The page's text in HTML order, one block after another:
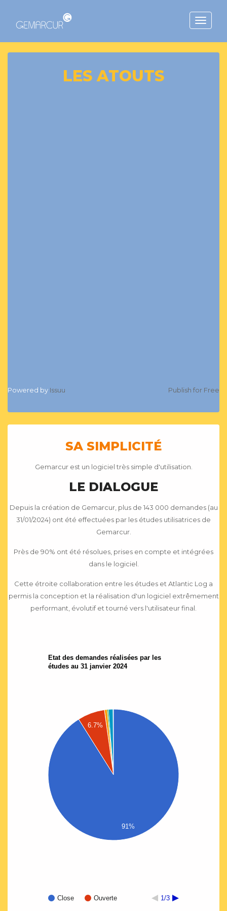
Toggle
LES ATOUTS
Powered by Issuu Publish for Free
SA SIMPLICITÉ
Gemarcur est un logiciel très simple d'utilisation.
LE DIALOGUE
Depuis la création de Gemarcur, plus de 143 000 demandes (au
31/01/2024) ont été effectuées par les études utilisatrices de
Gemarcur.
Près de 90% ont été résolues, prises en compte et intégrées
dans le logiciel.
Cette étroite collaboration entre les études et Atlantic Log a
permis la conception et la réalisation d'un logiciel extrêmement
performant, évolutif et tourné vers l'utilisateur final.
Etat des demandes réalisées par les
études au 31 janvier 2024
Close Ouverte 1/3
6.7%
91%